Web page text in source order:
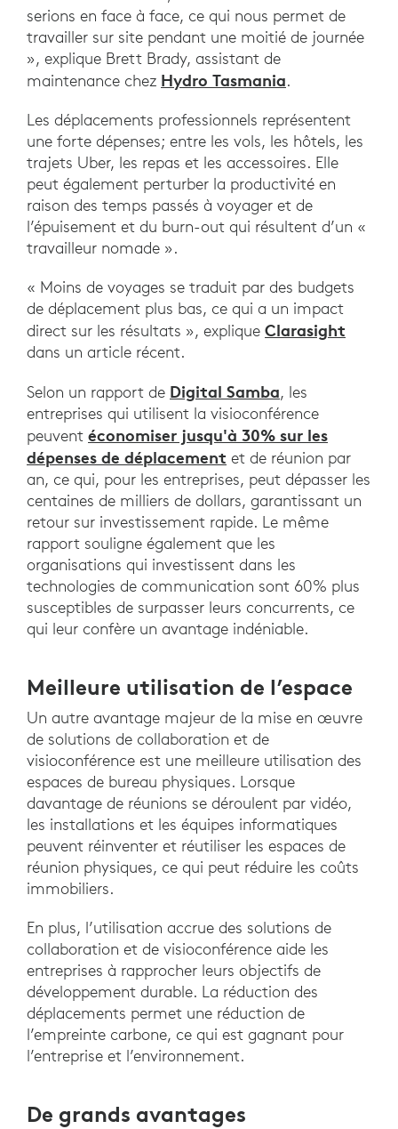
serions en face à face, ce qui nous permet de
travailler sur site pendant une moitié de journée
», explique Brett Brady, assistant de
maintenance chez Hydro Tasmania.
Les déplacements professionnels représentent
une forte dépenses; entre les vols, les hôtels, les
trajets Uber, les repas et les accessoires. Elle
peut également perturber la productivité en
raison des temps passés à voyager et de
l’épuisement et du burn-out qui résultent d’un «
travailleur nomade ».
« Moins de voyages se traduit par des budgets
de déplacement plus bas, ce qui a un impact
direct sur les résultats », explique Clarasight
dans un article récent.
Selon un rapport de Digital Samba, les
entreprises qui utilisent la visioconférence
peuvent économiser jusqu'à 30% sur les
dépenses de déplacement et de réunion par
an, ce qui, pour les entreprises, peut dépasser les
centaines de milliers de dollars, garantissant un
retour sur investissement rapide. Le même
rapport souligne également que les
organisations qui investissent dans les
technologies de communication sont 60% plus
susceptibles de surpasser leurs concurrents, ce
qui leur confère un avantage indéniable.
Meilleure utilisation de l’espace
Un autre avantage majeur de la mise en œuvre
de solutions de collaboration et de
visioconférence est une meilleure utilisation des
espaces de bureau physiques. Lorsque
davantage de réunions se déroulent par vidéo,
les installations et les équipes informatiques
peuvent réinventer et réutiliser les espaces de
réunion physiques, ce qui peut réduire les coûts
immobiliers.
En plus, l’utilisation accrue des solutions de
collaboration et de visioconférence aide les
entreprises à rapprocher leurs objectifs de
développement durable. La réduction des
déplacements permet une réduction de
l’empreinte carbone, ce qui est gagnant pour
l’entreprise et l’environnement.
De grands avantages